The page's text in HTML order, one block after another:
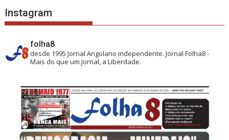
Instagram
folha8
desde 1995 Jornal Angolano independente.Jornal Folha8 -
Mais do que um Jornal, a Liberdade.